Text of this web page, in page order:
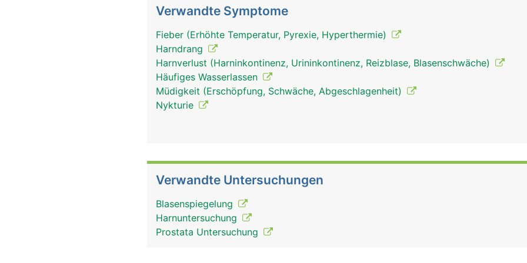
Verwandte Symptome
Fieber (Erhöhte Temperatur, Pyrexie, Hyperthermie)
Harndrang
Harnverlust (Harninkontinenz, Urininkontinenz, Reizblase, Blasenschwäche)
Häufiges Wasserlassen
Müdigkeit (Erschöpfung, Schwäche, Abgeschlagenheit)
Nykturie
Verwandte Untersuchungen
Blasenspiegelung
Harnuntersuchung
Prostata Untersuchung